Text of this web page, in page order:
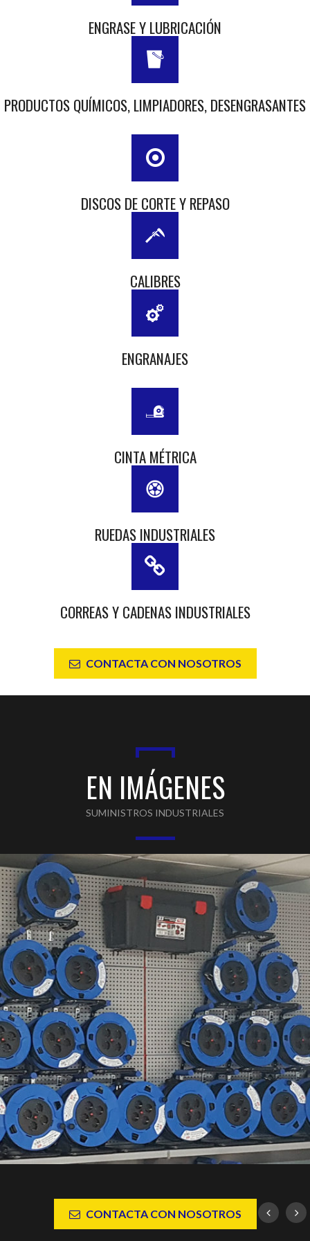
ENGRASE Y LUBRICACIÓN
PRODUCTOS QUÍMICOS, LIMPIADORES, DESENGRASANTES
DISCOS DE CORTE Y REPASO
CALIBRES
ENGRANAJES
CINTA MÉTRICA
RUEDAS INDUSTRIALES
CORREAS Y CADENAS INDUSTRIALES
CONTACTA CON NOSOTROS
EN IMÁGENES
SUMINISTROS INDUSTRIALES
CONTACTA CON NOSOTROS